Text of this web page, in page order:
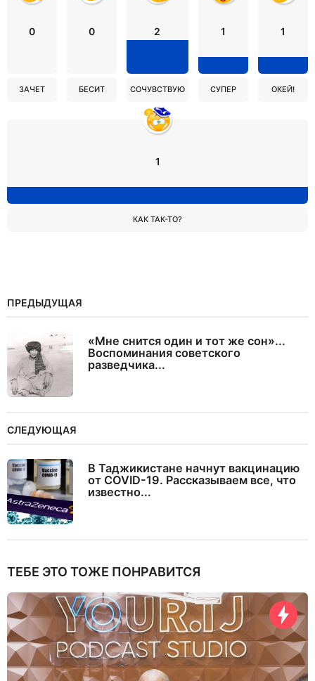
0
ЗАЧЕТ
0
БЕСИТ
2
СОЧУВСТВУЮ
1
СУПЕР
1
ОКЕЙ!
1
КАК ТАК-ТО?
ПРЕДЫДУЩАЯ
«Мне снится один и тот же сон»...
Воспоминания советского
разведчика...
СЛЕДУЮЩАЯ
В Таджикистане начнут вакцинацию
от COVID-19. Рассказываем все, что
известно...
ТЕБЕ ЭТО ТОЖЕ ПОНРАВИТСЯ